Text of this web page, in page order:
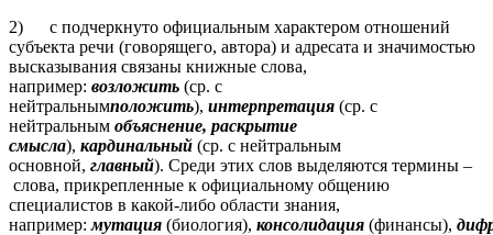
2) с подчеркнуто официальным характером отношений
субъекта речи (говорящего, автора) и адресата и значимостью
высказывания связаны книжные слова,
например: возложить (ср. с
нейтральнымположить), интерпретация (ср. с
нейтральным объяснение, раскрытие
смысла), кардинальный (ср. с нейтральным
основной, главный). Среди этих слов выделяются термины –
слова, прикрепленные к официальному общению
специалистов в какой-либо области знания,
например:мутация (биология), консолидация (финансы),